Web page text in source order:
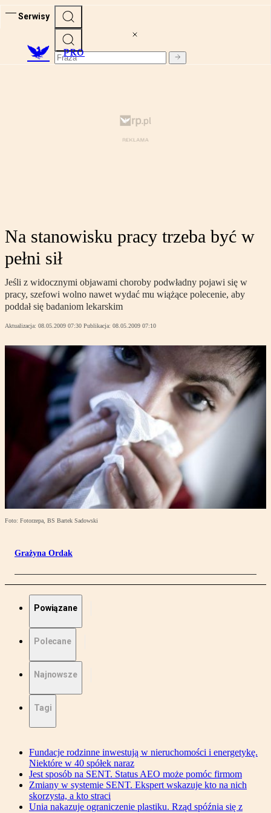
Serwisy
PRO
Na stanowisku pracy trzeba być w
pełni sił
Jeśli z widocznymi objawami choroby podwładny pojawi się w
pracy, szefowi wolno nawet wydać mu wiążące polecenie, aby
poddał się badaniom lekarskim
Aktualizacja: 08.05.2009 07:30 Publikacja: 08.05.2009 07:10
Foto: Fotorzepa, BS Bartek Sadowski
Grażyna Ordak
Powiązane
Polecane
Najnowsze
Tagi
Fundacje rodzinne inwestują w nieruchomości i energetykę.
Niektóre w 40 spółek naraz
Jest sposób na SENT. Status AEO może pomóc firmom
Zmiany w systemie SENT. Ekspert wskazuje kto na nich
skorzysta, a kto straci
Unia nakazuje ograniczenie plastiku. Rząd spóźnia się z